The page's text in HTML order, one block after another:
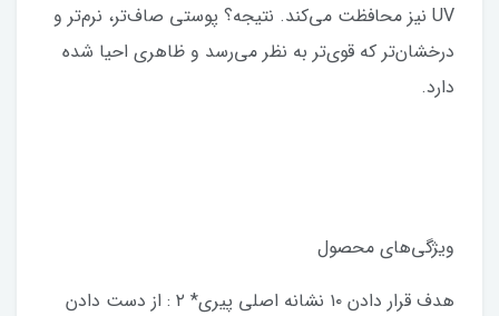
UV نیز محافظت می‌کند. نتیجه؟ پوستی صاف‌تر، نرم‌تر و
درخشان‌تر که قوی‌تر به نظر می‌رسد و ظاهری احیا شده
دارد.
ویژگی‌های محصول
هدف قرار دادن ۱۰ نشانه اصلی پیری* ۲ : از دست دادن